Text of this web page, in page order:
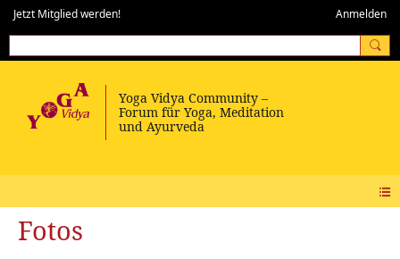
Jetzt Mitglied werden! Anmelden
Fotos